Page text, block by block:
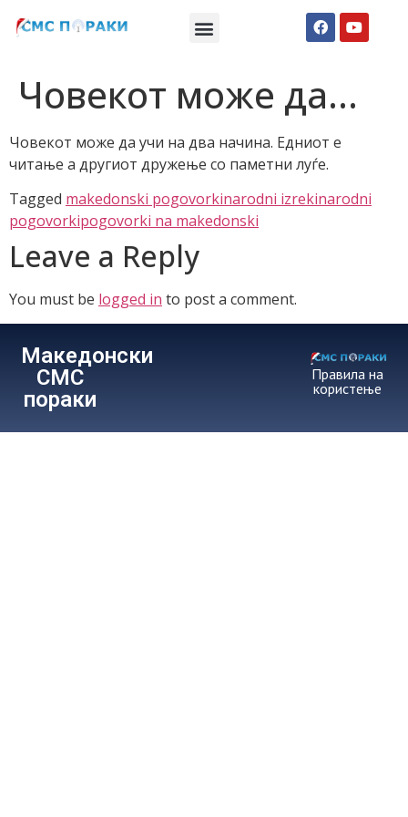
Човекот може да…
Човекот може да учи на два начина. Едниот е
читање а другиот дружење со паметни луѓе.
Tagged makedonski pogovorkinarodni izrekinarodni
pogovorkipogovorki na makedonski
Leave a Reply
You must be logged in to post a comment.
Македонски
СМС
пораки
Правила на
користење